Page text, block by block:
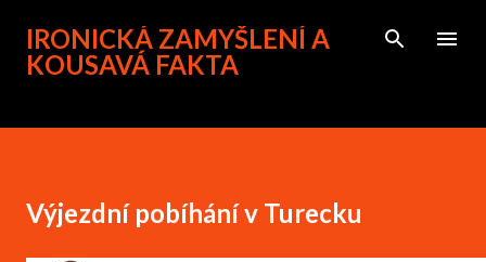
Přeskočit na hlavní obsah
IRONICKÁ ZAMYŠLENÍ A
KOUSAVÁ FAKTA
Výjezdní pobíhání v Turecku